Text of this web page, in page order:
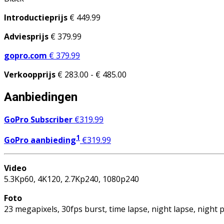
Introductieprijs € 449.99
Adviesprijs € 379.99
gopro.com € 379.99
Verkoopprijs € 283.00 - € 485.00
Aanbiedingen
GoPro Subscriber €319.99
GoPro aanbieding1 €319.99
Video
5.3Kp60, 4K120, 2.7Kp240, 1080p240
Foto
23 megapixels, 30fps burst, time lapse, night lapse, night